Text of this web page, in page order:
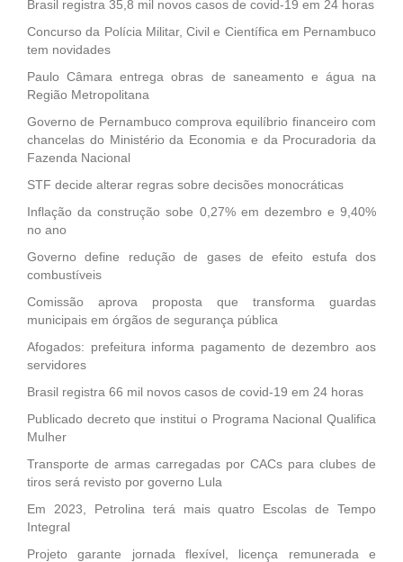
Brasil registra 35,8 mil novos casos de covid-19 em 24 horas
Concurso da Polícia Militar, Civil e Científica em Pernambuco
tem novidades
Paulo Câmara entrega obras de saneamento e água na
Região Metropolitana
Governo de Pernambuco comprova equilíbrio financeiro com
chancelas do Ministério da Economia e da Procuradoria da
Fazenda Nacional
STF decide alterar regras sobre decisões monocráticas
Inflação da construção sobe 0,27% em dezembro e 9,40%
no ano
Governo define redução de gases de efeito estufa dos
combustíveis
Comissão aprova proposta que transforma guardas
municipais em órgãos de segurança pública
Afogados: prefeitura informa pagamento de dezembro aos
servidores
Brasil registra 66 mil novos casos de covid-19 em 24 horas
Publicado decreto que institui o Programa Nacional Qualifica
Mulher
Transporte de armas carregadas por CACs para clubes de
tiros será revisto por governo Lula
Em 2023, Petrolina terá mais quatro Escolas de Tempo
Integral
Projeto garante jornada flexível, licença remunerada e